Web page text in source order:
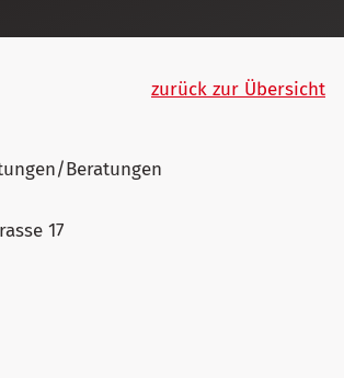
zurück zur Übersicht
Beratungen
17